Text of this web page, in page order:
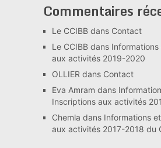
Commentaires
Le CCIBBdans Contact
Le CCIBBdans
aux activités 2019-2020
OLLIER dans Contact
Eva Amram dans
Inscriptions aux activités
Chemla dans Informations
aux activités 2017-2018 du